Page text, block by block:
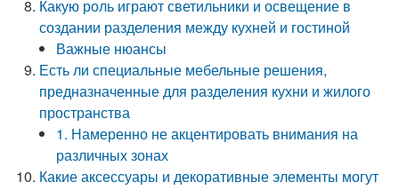
Какую роль играют светильники и освещение в
создании разделения между кухней и гостиной
Важные нюансы
Есть ли специальные мебельные решения,
предназначенные для разделения кухни и жилого
пространства
1. Намеренно не акцентировать внимания на
различных зонах
Какие аксессуары и декоративные элементы могут